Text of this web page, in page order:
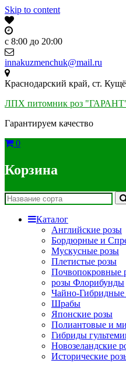
Skip to content
c 8:00 до 20:00
innakuzmenchuk@mail.ru
Краснодарский край, ст.
ЛПХ питомник роз
Гарантируем качество
0
Корзина
Каталог
Английские розы
Бордюрные и
Мускусные розы
Плетистые розы
Почвопокровные
розы Флорибунды
Чайно-Гибридные
Шрабы
Японские розы
Полиантовые и
Гибриды
Новозеландские
Исторические